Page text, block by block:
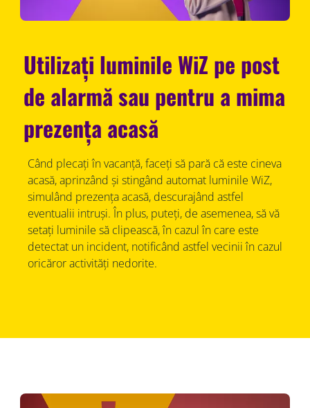
Utilizați luminile WiZ pe post
de alarmă sau pentru a mima
prezența acasă
Când plecați în vacanță, faceți să pară că este cineva
acasă, aprinzând și stingând automat luminile WiZ,
simulând prezența acasă, descurajând astfel
eventualii intruși. În plus, puteți, de asemenea, să vă
setați luminile să clipească, în cazul în care este
detectat un incident, notificând astfel vecinii în cazul
oricăror activități nedorite.